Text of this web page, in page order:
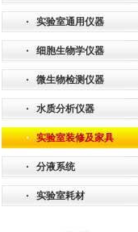
实验室通用仪器
细胞生物学仪器
微生物检测仪器
水质分析仪器
实验室装修及家具
分液系统
实验室耗材